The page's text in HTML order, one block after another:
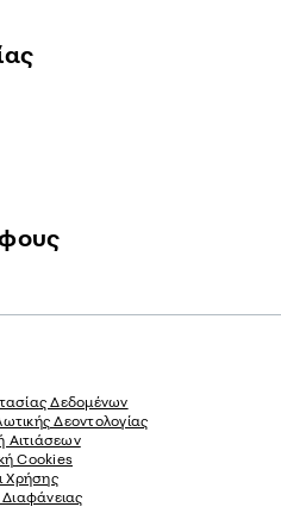
Δεδομένων
Δεοντολογίας
Αιτιάσεων
Cookies
Χρήσης